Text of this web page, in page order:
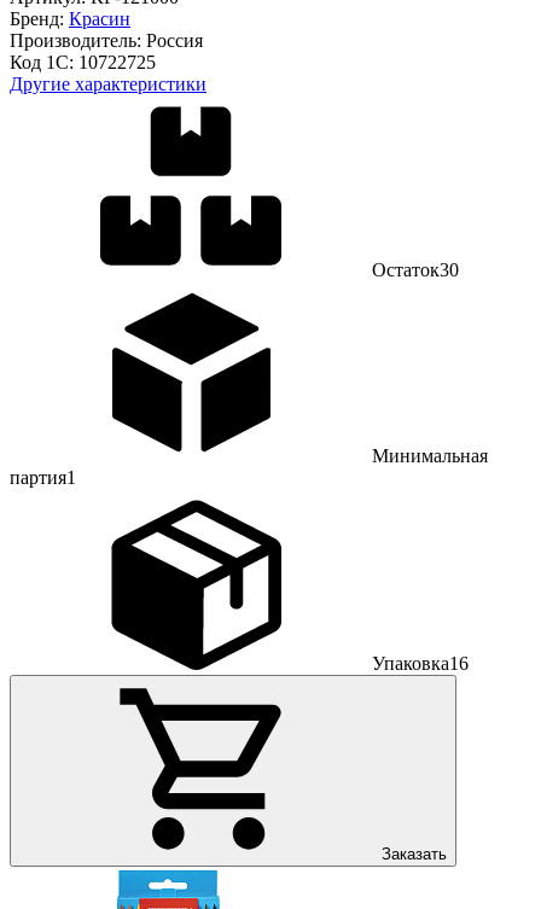
Бренд: Красин
Производитель: Россия
Код 1С: 10722725
Другие характеристики
Остаток30
Минимальная
партия1
Упаковка16
Заказать